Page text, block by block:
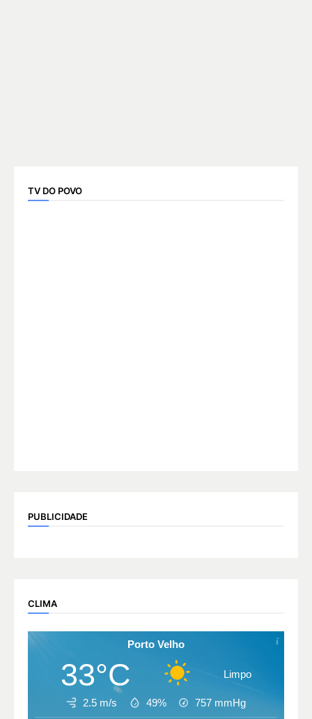
TV DO POVO
PUBLICIDADE
CLIMA
Porto Velho
33°C Limpo
2.5 m/s 49% 757 mmHg